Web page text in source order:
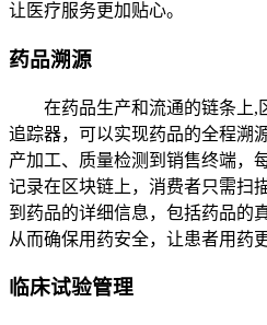
让医疗服务更加贴心。
药品溯源
在药品生产和流通的链条上,
追踪器，可以实现药品的全程溯
产加工、质量检测到销售终端，
记录在区块链上，消费者只需扫
到药品的详细信息，包括药品的
从而确保用药安全，让患者用药
临床试验管理